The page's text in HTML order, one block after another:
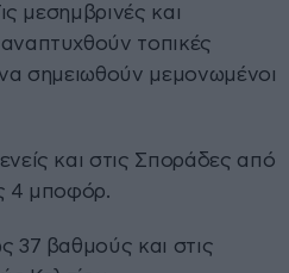
μεσημβρινές και
τοπικές
σημειωθούν μεμονωμένοι
και στις Σποράδες από
4 μποφόρ.
37 βαθμούς και στις